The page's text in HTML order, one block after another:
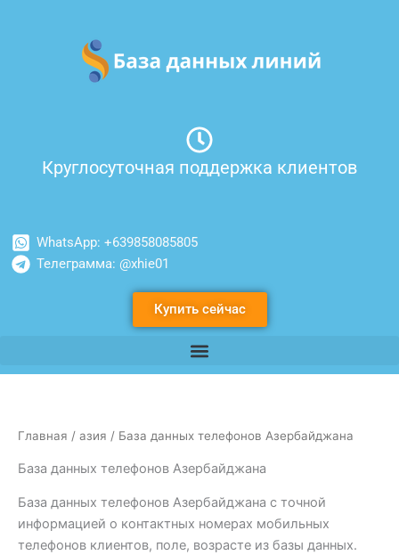
содержимому
Круглосуточная поддержка клиентов
WhatsApp: +639858085805
Телеграмма: @xhie01
Купить сейчас
Главная / азия / База данных телефонов Азербайджана
База данных телефонов Азербайджана
База данных телефонов Азербайджана с точной
информацией о контактных номерах мобильных
телефонов клиентов, поле, возрасте из базы данных.